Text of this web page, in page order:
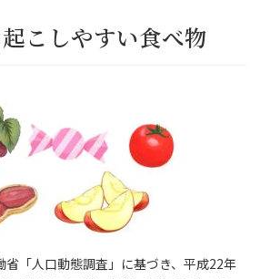
こしやすい食べ物
「人口動態調査」に基づき、平成22年